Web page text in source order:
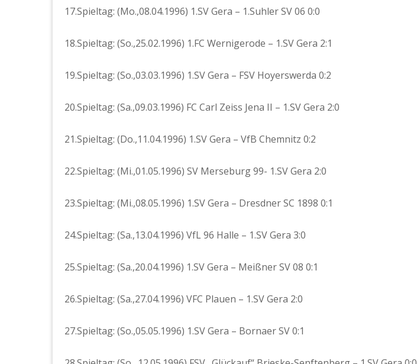
17.Spieltag: (Mo.,08.04.1996) 1.SV Gera – 1.Suhler SV 06 0:0
18.Spieltag: (So.,25.02.1996) 1.FC Wernigerode – 1.SV Gera 2:1
19.Spieltag: (So.,03.03.1996) 1.SV Gera – FSV Hoyerswerda 0:2
20.Spieltag: (Sa.,09.03.1996) FC Carl Zeiss Jena II – 1.SV Gera 2:0
21.Spieltag: (Do.,11.04.1996) 1.SV Gera – VfB Chemnitz 0:2
22.Spieltag: (Mi.,01.05.1996) SV Merseburg 99- 1.SV Gera 2:0
23.Spieltag: (Mi.,08.05.1996) 1.SV Gera – Dresdner SC 1898 0:1
24.Spieltag: (Sa.,13.04.1996) VfL 96 Halle – 1.SV Gera 3:0
25.Spieltag: (Sa.,20.04.1996) 1.SV Gera – Meißner SV 08 0:1
26.Spieltag: (Sa.,27.04.1996) VFC Plauen – 1.SV Gera 2:0
27.Spieltag: (So.,05.05.1996) 1.SV Gera – Bornaer SV 0:1